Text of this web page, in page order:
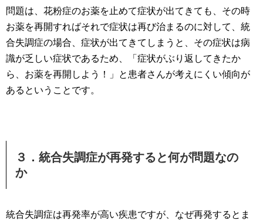
問題は、花粉症のお薬を止めて症状が出てきても、その時
お薬を再開すればそれで症状は再び治まるのに対して、統
合失調症の場合、症状が出てきてしまうと、その症状は病
識が乏しい症状であるため、「症状がぶり返してきたか
ら、お薬を再開しよう！」と患者さんが考えにくい傾向が
あるということです。
３．統合失調症が再発すると何が問題なの
か
統合失調症は再発率が高い疾患ですが、なぜ再発するとま